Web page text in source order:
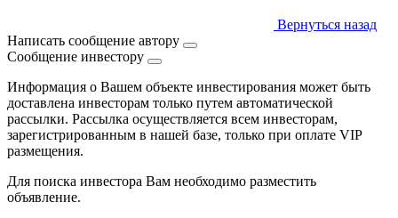
Вернуться назад
Написать сообщение автору
Сообщение инвестору
Информация о Вашем объекте инвестирования может быть
доставлена инвесторам только путем автоматической
рассылки. Рассылка осуществляется всем инвесторам,
зарегистрированным в нашей базе, только при оплате VIP
размещения.
Для поиска инвестора Вам необходимо разместить
объявление.